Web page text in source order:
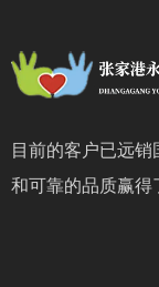
目前的客户已远
和可靠的品质赢得